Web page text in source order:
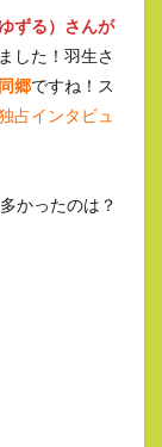
ずる）さんが
した！羽生さ
郷ですね！ス
占インタビュ
かったのは？